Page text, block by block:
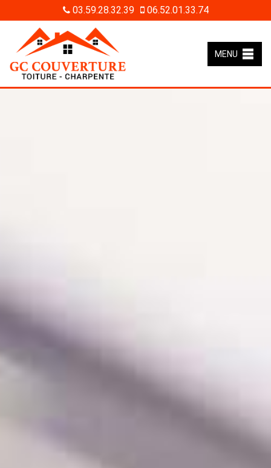
03.59.28.32.39 06.52.01.33.74
MENU